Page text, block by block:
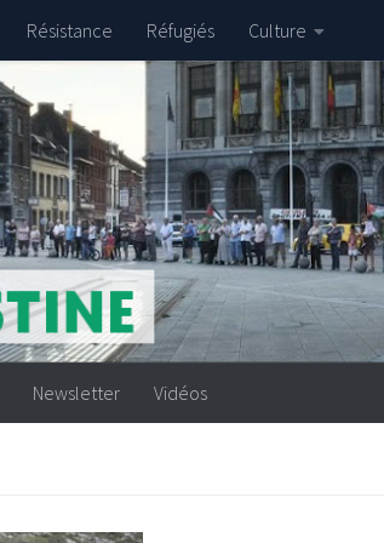
Résistance Réfugiés Culture
Newsletter Vidéos